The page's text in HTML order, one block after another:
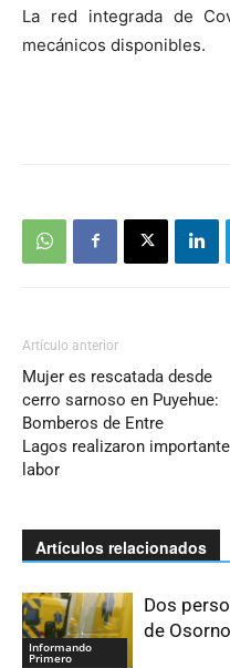
La red integrada de
mecánicos disponibles.
Artículo anterior
Mujer es rescatada desde
cerro sarnoso en Puyehue:
Bomberos de Entre
Lagos realizaron importante
labor
Artículos relacionados
Informando
Primero
Dos
de Osorno